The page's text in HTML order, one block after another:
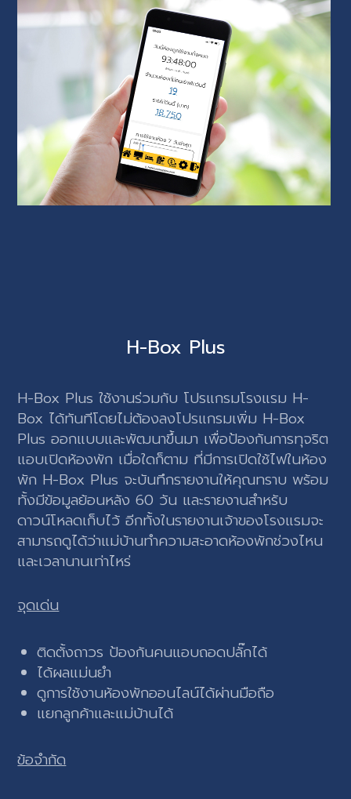
H-Box Plus
H-Box Plus ใช้งานร่วมกับ โปรแกรมโรงแรม H-
Box ได้ทันทีโดยไม่ต้องลงโปรแกรมเพิ่ม H-Box
Plus ออกแบบและพัฒนาขึ้นมา เพื่อป้องกันการทุจริต
แอบเปิดห้องพัก เมื่อใดก็ตาม ที่มีการเปิดใช้ไฟในห้อง
พัก H-Box Plus จะบันทึกรายงานให้คุณทราบ พร้อม
ทั้งมีข้อมูลย้อนหลัง 60 วัน และรายงานสำหรับ
ดาวน์โหลดเก็บไว้ อีกทั้งในรายงานเจ้าของโรงแรมจะ
สามารถดูได้ว่าแม่บ้านทำความสะอาดห้องพักช่วงไหน
และเวลานานเท่าไหร่
จุดเด่น
ติดตั้งถาวร ป้องกันคนแอบถอดปลั๊กได้
ได้ผลแม่นยำ
ดูการใช้งานห้องพักออนไลน์ได้ผ่านมือถือ
แยกลูกค้าและแม่บ้านได้
ข้อจำกัด